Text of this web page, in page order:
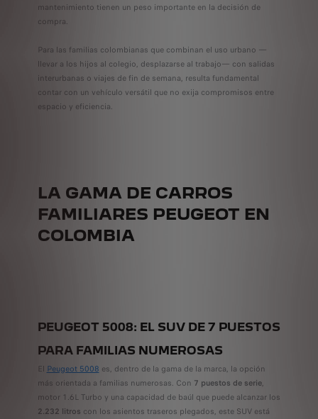
mantenimiento tienen un peso importante en la decisión de
compra.
Para las familias colombianas que combinan el uso urbano —
llevar a los hijos al colegio, desplazarse al trabajo— con salidas
interurbanas o viajes de fin de semana, resulta fundamental
contar con un vehículo versátil que no exija compromisos entre
espacio y eficiencia.
LA GAMA DE CARROS
FAMILIARES PEUGEOT EN
COLOMBIA
PEUGEOT 5008: EL SUV DE 7 PUESTOS
PARA FAMILIAS NUMEROSAS
El Peugeot 5008 es, dentro de la gama de la marca, la opción
más orientada a familias numerosas. Con 7 puestos de serie,
motor 1.6L Turbo y una capacidad de baúl que puede alcanzar los
2.232 litros con los asientos traseros plegados, este SUV está